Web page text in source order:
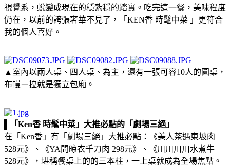
視覺系，蛻變成現在的穩紮穩的踏實。吃完這一餐，美味程度
仍在，以前的誇張奢華不見了，「KEN香 時髦中菜 」更符合
我的個人喜好。
▲室內以兩人桌、四人桌、為主，還有一張可容10人的圓桌，
布幔ㄧ拉就是獨立包廂。
▌「Ken香 時髦中菜」大推必點的「劇場三絕」
在「Ken香」有「劇場三絕」大推必點：《美人茶遇東坡肉
528元》、《YA問晾衣千刀肉 298元》、《川川川川水煮牛
528元》，堪稱餐桌上的的三本柱，一上桌就成為全場焦點。